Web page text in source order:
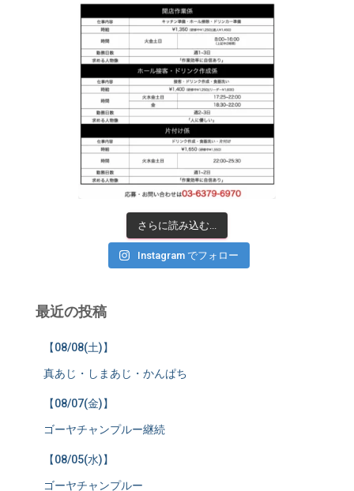
さらに読み込む...
Instagram でフォロー
最近の投稿
【08/08(土)】
真あじ・しまあじ・かんぱち
【08/07(金)】
ゴーヤチャンプルー継続
【08/05(水)】
ゴーヤチャンプルー